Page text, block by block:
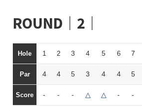
ROUND｜2｜
Hole 1 2 3 4 5 6 7
Par 4 4 5 3 4 4 5
Score - - - △ △ - -